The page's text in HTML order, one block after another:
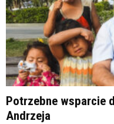
Potrzebne wsparcie
Andrzeja